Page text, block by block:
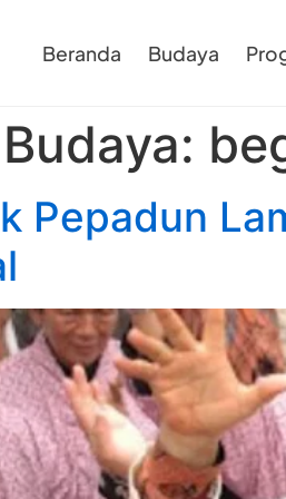
Beranda Budaya
Pepadun